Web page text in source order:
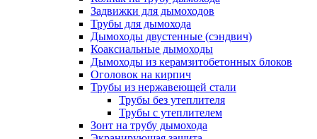
Задвижки для дымоходов
Трубы для дымохода
Дымоходы двустенные (сэндвич)
Коаксиальные дымоходы
Дымоходы из керамзитобетонных блоков
Оголовок на кирпич
Трубы из нержавеющей стали
Трубы без утеплителя
Трубы с утеплителем
Зонт на трубу дымохода